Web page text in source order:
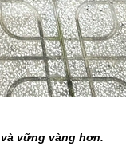
vững vàng hơn.